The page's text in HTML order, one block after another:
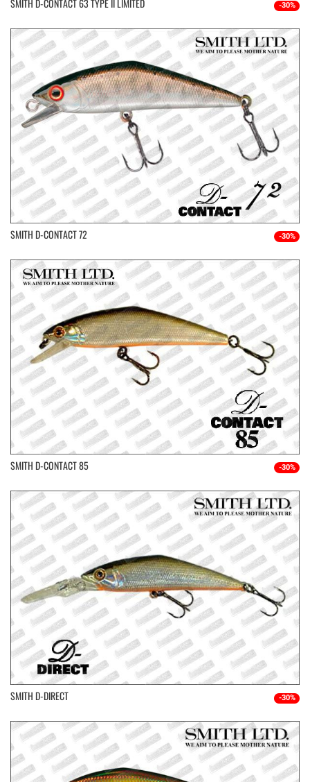
SMITH D-CONTACT 63 TYPE II LIMITED -30%
SMITH D-CONTACT 72 -30%
SMITH D-CONTACT 85 -30%
SMITH D-DIRECT -30%